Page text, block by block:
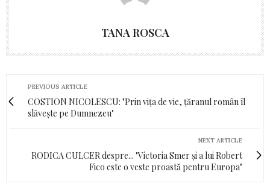
TANA ROSCA
PREVIOUS ARTICLE
COSTION NICOLESCU: "Prin vița de vie, țăranul român îl
slăvește pe Dumnezeu"
NEXT ARTICLE
RODICA CULCER despre... "Victoria Smer și a lui Robert
Fico este o veste proastă pentru Europa"